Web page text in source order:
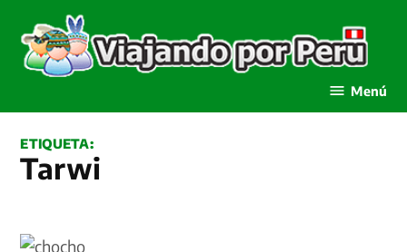
contenido
Menú
ETIQUETA:
Tarwi